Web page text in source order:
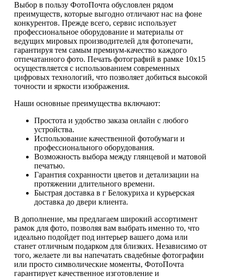
Выбор в пользу ФотоПочта обусловлен рядом
преимуществ, которые выгодно отличают нас на фоне
конкурентов. Прежде всего, сервис использует
профессиональное оборудование и материалы от
ведущих мировых производителей для фотопечати,
гарантируя тем самым премиум-качество каждого
отпечатанного фото. Печать фотографий в рамке 10х15
осуществляется с использованием современных
цифровых технологий, что позволяет добиться высокой
точности и яркости изображения.
Наши основные преимущества включают:
Простота и удобство заказа онлайн с любого
устройства.
Использование качественной фотобумаги и
профессионального оборудования.
Возможность выбора между глянцевой и матовой
печатью.
Гарантия сохранности цветов и детализации на
протяжении длительного времени.
Быстрая доставка в г Белокуриха и курьерская
доставка до двери клиента.
В дополнение, мы предлагаем широкий ассортимент
рамок для фото, позволяя вам выбрать именно то, что
идеально подойдет под интерьер вашего дома или
станет отличным подарком для близких. Независимо от
того, желаете ли вы напечатать свадебные фотографии
или просто символические моменты, ФотоПочта
гарантирует качественное изготовление и